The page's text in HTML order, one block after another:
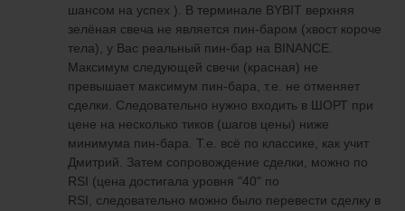
шансом на успех ). В терминале BYBIT верхняя
зелёная свеча не является пин-баром (хвост короче
тела), у Вас реальный пин-бар на BINANCE.
Максимум следующей свечи (красная) не
превышает максимум пин-бара, т.е. не отменяет
сделки. Следовательно нужно входить в ШОРТ при
цене на несколько тиков (шагов цены) ниже
минимума пин-бара. Т.е. всё по классике, как учит
Дмитрий. Затем сопровождение сделки, можно по
RSI (цена достигала уровня "40" по
RSI, следовательно можно было перевести сделку в